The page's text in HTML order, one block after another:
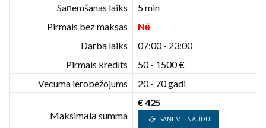
Saņemšanas laiks
5 min
Pirmais bez maksas
Nē
Darba laiks
07:00 - 23:00
Pirmais kredīts
50 - 1500 €
Vecuma ierobežojums
20 - 70 gadi
Maksimālā summa
€ 425
SAŅEMT NAUDU